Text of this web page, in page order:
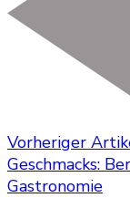
Vorheriger
Geschmacks:
Gastronomie